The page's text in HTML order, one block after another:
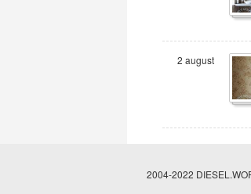
2 august
2004-2022